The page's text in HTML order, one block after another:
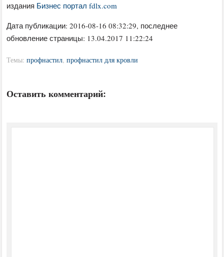
издания Бизнес портал fdlx.com
Дата публикации:2016-08-16 08:32:29, последнее
обновление страницы: 13.04.2017 11:22:24
Темы:профнастил,профнастил для кровли
Оставить комментарий: